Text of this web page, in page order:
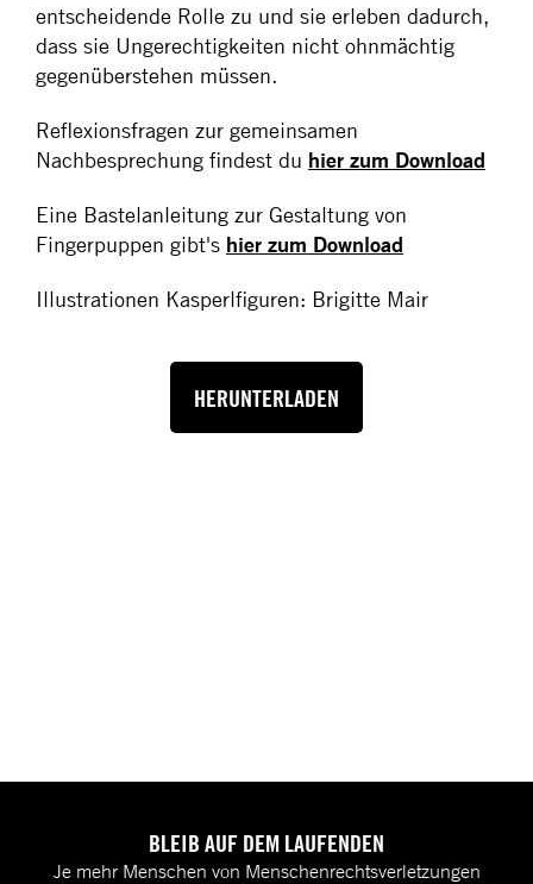
entscheidende Rolle zu und sie erleben dadurch,
dass sie Ungerechtigkeiten nicht ohnmächtig
gegenüberstehen müssen.
Reflexionsfragen zur gemeinsamen
Nachbesprechung findest du hier zum Download
Eine Bastelanleitung zur Gestaltung von
Fingerpuppen gibt's hier zum Download
Illustrationen Kasperlfiguren: Brigitte Mair
HERUNTERLADEN
BLEIB AUF DEM LAUFENDEN
Je mehr Menschen von Menschenrechtsverletzungen